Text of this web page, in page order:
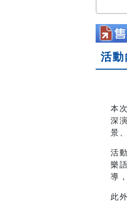
活動
本
深
景
活
樂
導
此